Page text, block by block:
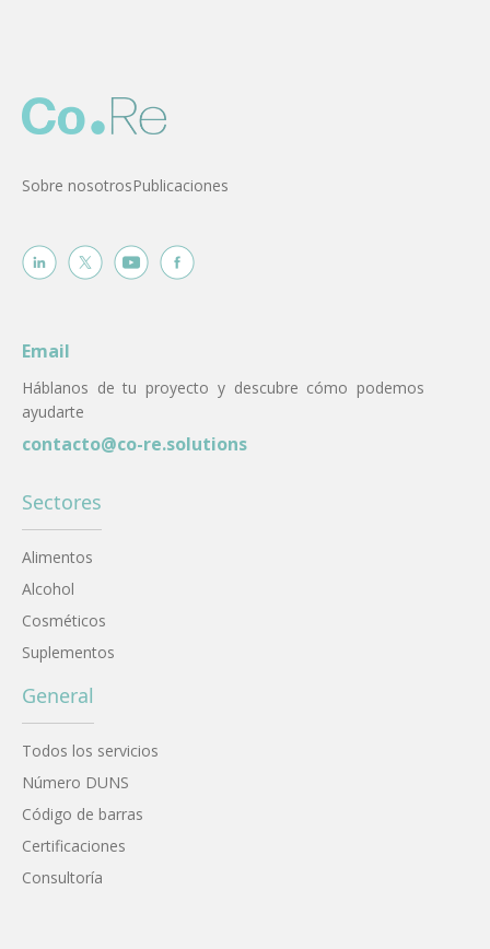
Sobre nosotrosPublicaciones
Email
Háblanos de tu proyecto y descubre cómo podemos
ayudarte
contacto@co-re.solutions
Sectores
Alimentos
Alcohol
Cosméticos
Suplementos
General
Todos los servicios
Número DUNS
Código de barras
Certificaciones
Consultoría